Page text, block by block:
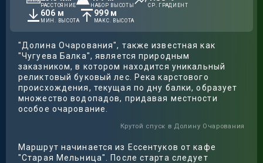
РАССТОЯНИЕ НАБОР ВЫСОТЫ СР. ГРАДИЕНТ
606 м
МИН. ВЫСОТА
999м
МАКС. ВЫСОТА
"Долина Очарования", также известная как
"Чугуева Балка", является природным
заказником, в котором находится уникальный
реликтовый буковый лес. Река карстового
происхождения, текущая по дну балки, образует
множество водопадов, придавая местности
особое очарование.
Крутой спуск в Долину Очарования
Маршрут начинается из Ессентуков от кафе
"Старая Мельница". После старта следует